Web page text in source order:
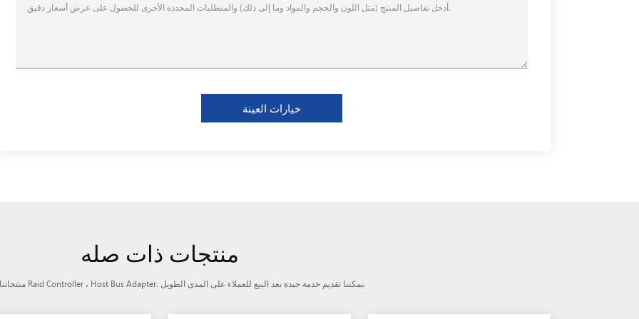
خيارات العينة
منتجات ذات صله
منتجاتنا الرئيسية هي Raid Controller ، Host Bus Adapter. يمكننا تقديم خدمة جيدة بعد البيع للعملاء على المدى الطويل.